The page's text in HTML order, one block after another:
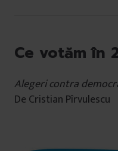
Ce votăm în
Alegeri contra
De Cristian Pîrvulescu